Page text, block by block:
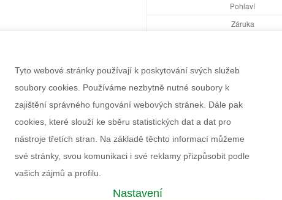
Pohlaví
Záruka
Tyto webové stránky používají k poskytování svých služeb
soubory cookies. Používáme nezbytně nutné soubory k
zajištění správného fungování webových stránek. Dále pak
cookies, které slouží ke sběru statistických dat a dat pro
nástroje třetích stran. Na základě těchto informací můžeme
své stránky, svou komunikaci i své reklamy přizpůsobit podle
vašich zájmů a profilu.
Nastavení